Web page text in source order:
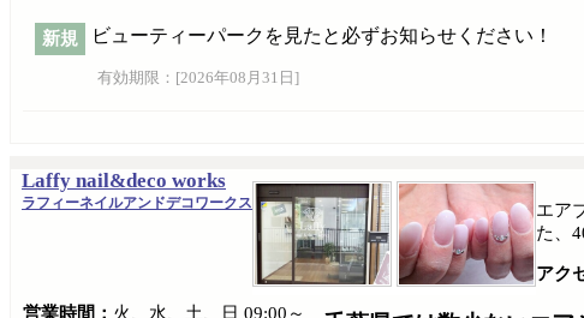
新規 ビューティーパークを見たと必ずお知らせください！
有効期限：[2026年08月31日 ]
Laffy nail&deco works
ラフィーネイルアンドデコワークス
エア
た、
アク
営業時間： 火、水、土、日 09:00～